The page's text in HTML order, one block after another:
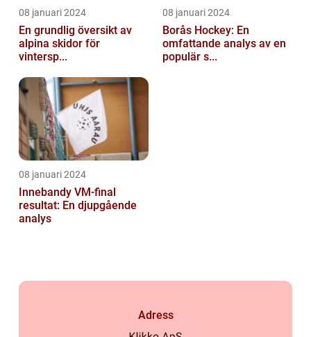
08 januari 2024
En grundlig översikt av
alpina skidor för
vintersp...
08 januari 2024
Borås Hockey: En
omfattande analys av en
populär s...
08 januari 2024
Innebandy VM-final
resultat: En djupgående
analys
Adress